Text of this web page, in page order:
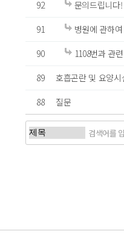
92
문의드립니다!
91
병원에 관하여
90
1108번과 관
89
호흡곤란 및 요양
88
질문